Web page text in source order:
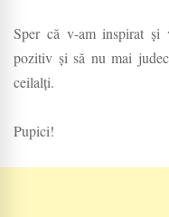
Sper că v-am inspirat și
pozitiv și să nu mai
ceilalți.
Pupici!